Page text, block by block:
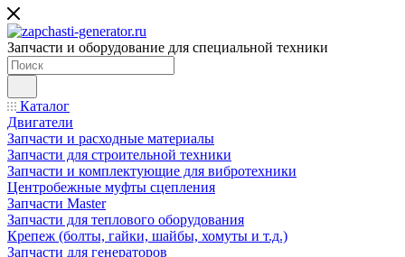
Запчасти и оборудование для специальной техники
Каталог
Двигатели
Запчасти и расходные материалы
Запчасти для строительной техники
Запчасти и комплектующие для вибротехники
Центробежные муфты сцепления
Запчасти Master
Запчасти для теплового оборудования
Крепеж (болты, гайки, шайбы, хомуты и т.д.)
Запчасти для генераторов